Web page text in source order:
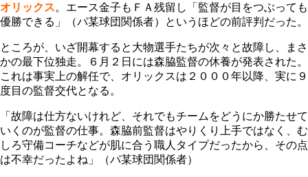
オリックス。エース金子もＦＡ残留し「監督が目をつぶっても
優勝できる」（パ某球団関係者）というほどの前評判だった。
ところが、いざ開幕すると大物選手たちが次々と故障し、まさ
かの最下位独走。６月２日には森脇監督の休養が発表された。
これは事実上の解任で、オリックスは２０００年以降、実に９
度目の監督交代となる。
「故障は仕方ないけれど、それでもチームをどうにか勝たせて
いくのが監督の仕事。森脇前監督はやりくり上手ではなく、む
しろ守備コーチなどが肌に合う職人タイプだったから、その点
は不幸だったよね」（パ某球団関係者）